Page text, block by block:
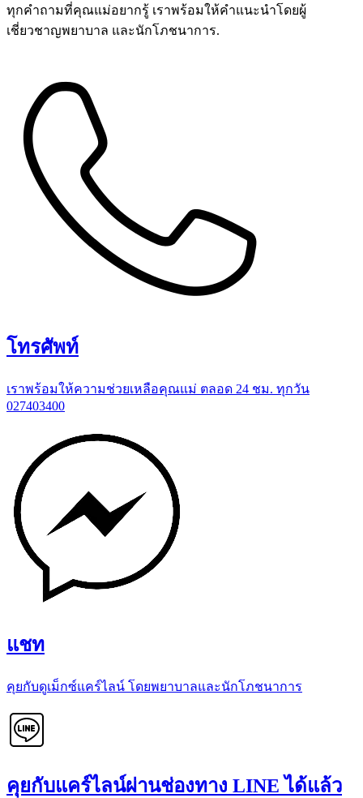
ทุกคำถามที่คุณแม่อยากรู้ เราพร้อมให้คำแนะนำโดยผู้
เชี่ยวชาญพยาบาล และนักโภชนาการ.
โทรศัพท์
เราพร้อมให้ความช่วยเหลือคุณแม่ ตลอด 24 ชม. ทุกวัน
027403400
แชท
คุยกับดูเม็กซ์แคร์ไลน์ โดยพยาบาลและนักโภชนาการ
คุยกับแคร์ไลน์ผ่านช่องทาง LINE ได้แล้ว